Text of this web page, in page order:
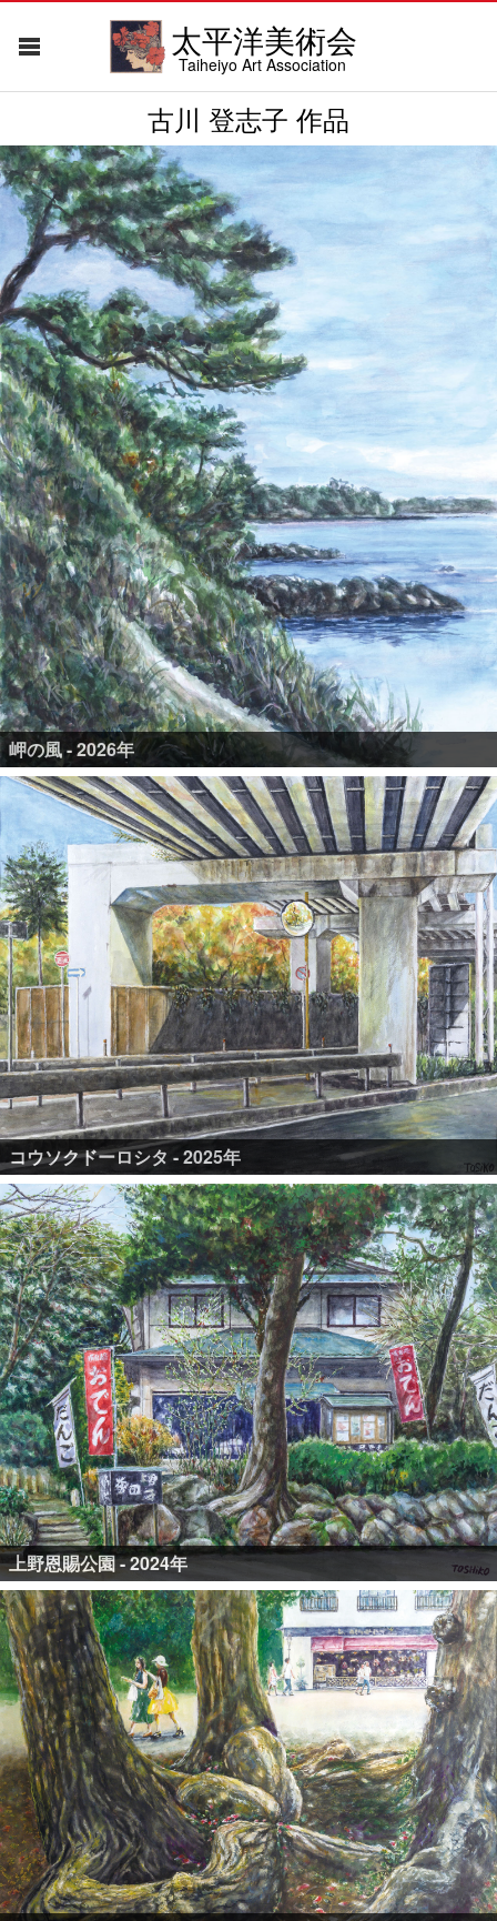
太平洋美術会
Taiheiyo Art Association
古川 登志子 作品
岬の風 - 2026年
コウソクドーロシタ - 2025年
上野恩賜公園 - 2024年